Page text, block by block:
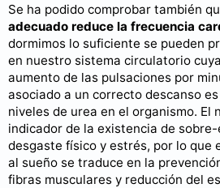
Se ha podido comprobar también
adecuado reduce la frecuencia
dormimos lo suficiente se pueden
en nuestro sistema circulatorio
aumento de las pulsaciones por
asociado a un correcto descanso
niveles de urea en el organismo. El
indicador de la existencia de
desgaste físico y estrés, por lo que
al sueño se traduce en la
fibras musculares y reducción del